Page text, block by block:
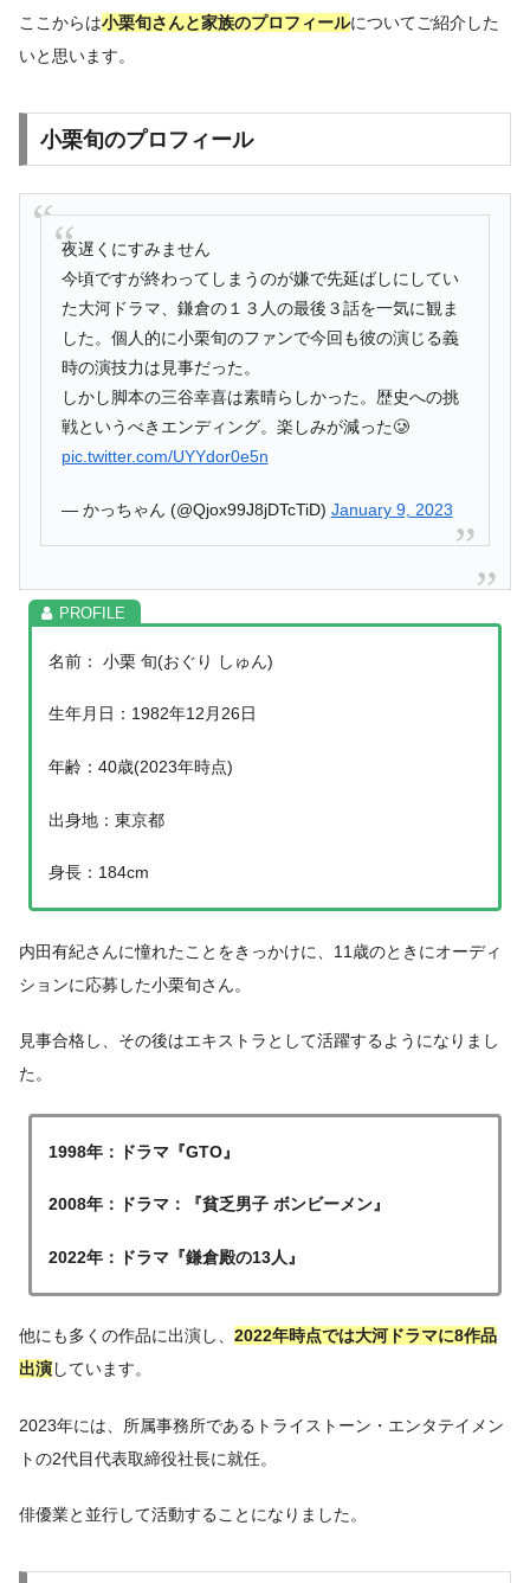
ここからは小栗旬さんと家族のプロフィールについてご紹介した
いと思います。
小栗旬のプロフィール
夜遅くにすみません
今頃ですが終わってしまうのが嫌で先延ばしにしてい
た大河ドラマ、鎌倉の１３人の最後３話を一気に観ま
した。個人的に小栗旬のファンで今回も彼の演じる義
時の演技力は見事だった。
しかし脚本の三谷幸喜は素晴らしかった。歴史への挑
戦というべきエンディング。楽しみが減った🥲
pic.twitter.com/UYYdor0e5n
— かっちゃん (@Qjox99J8jDTcTiD) January 9, 2023
名前： 小栗 旬(おぐり しゅん)
生年月日：1982年12月26日
年齢：40歳(2023年時点)
出身地：東京都
身長：184cm
内田有紀さんに憧れたことをきっかけに、11歳のときにオーディ
ションに応募した小栗旬さん。
見事合格し、その後はエキストラとして活躍するようになりまし
た。
1998年：ドラマ『GTO』
2008年：ドラマ：『貧乏男子 ボンビーメン』
2022年：ドラマ『鎌倉殿の13人』
他にも多くの作品に出演し、 2022年時点では大河ドラマに8作品
出演しています。
2023年には、所属事務所であるトライストーン・エンタテイメン
トの2代目代表取締役社長に就任。
俳優業と並行して活動することになりました。